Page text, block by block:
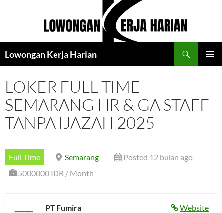
Lowongan Kerja Harian
LOKER FULL TIME
SEMARANG HR & GA STAFF
TANPA IJAZAH 2025
Full Time Semarang
Posted 12 bulan ago
5000000 IDR / Month
Website
PT Fumira